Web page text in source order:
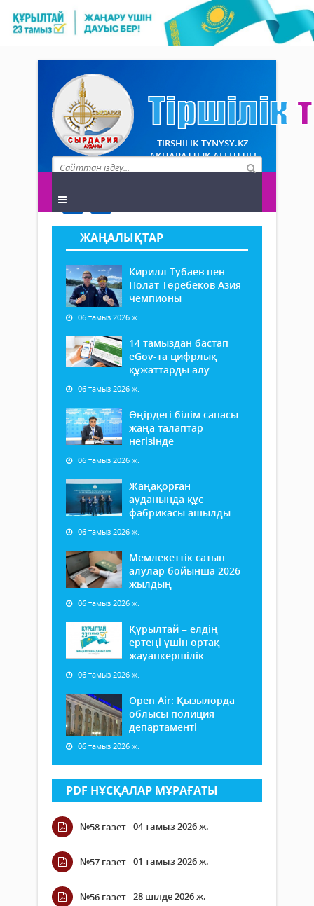
TIRSHILIK-TYNYSY.KZ
АҚПАРАТТЫҚ АГЕНТТІГІ
ЖАҢАЛЫҚТАР
Кирилл Тубаев пен
Полат Төребеков Азия
чемпионы
06 тамыз 2026 ж.
14 тамыздан бастап
еGov-та цифрлық
құжаттарды алу
06 тамыз 2026 ж.
Өңірдегі білім сапасы
жаңа талаптар
негізінде
06 тамыз 2026 ж.
Жаңақорған
ауданында құс
фабрикасы ашылды
06 тамыз 2026 ж.
Мемлекеттік сатып
алулар бойынша 2026
жылдың
06 тамыз 2026 ж.
Құрылтай – елдің
ертеңі үшін ортақ
жауапкершілік
06 тамыз 2026 ж.
Open Air: Қызылорда
облысы полиция
департаменті
06 тамыз 2026 ж.
PDF НҰСҚАЛАР МҰРАҒАТЫ
№58 газет 04 тамыз 2026 ж.
№57 газет 01 тамыз 2026 ж.
№56 газет 28 шілде 2026 ж.